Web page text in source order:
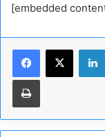
[embedded
Imprimer